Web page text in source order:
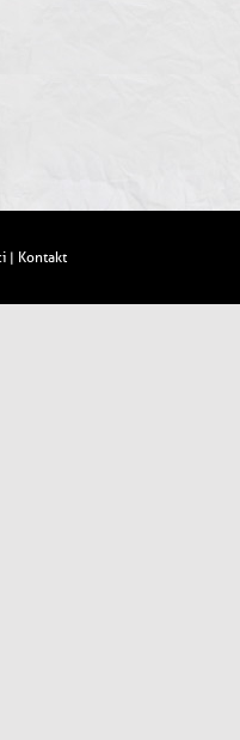
| Kontakt